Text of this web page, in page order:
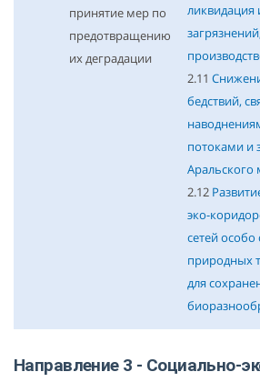
ликвидация
2.11
бедствий,
потоками и
Аральского
2.12
эко-
сетей
природных
для
принятие мер по
предотвращению
их деградации
Направление 3 - Социально-